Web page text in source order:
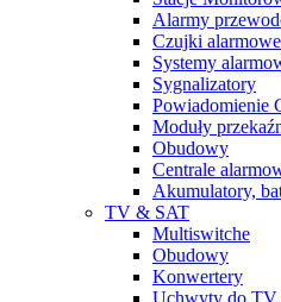
Alarmy
Czujki alarmowe
Systemy
Sygnalizatory
Powiadomienie
Moduły
Obudowy
Centrale
Akumulatory,
TV & SAT
Multiswitche
Obudowy
Konwertery